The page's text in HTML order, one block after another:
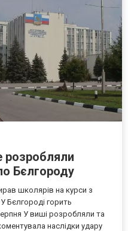
розробляли
Бєлгороду
школярів на курси з
Бєлгороді горить
У виші розробляли та
наслідки удару